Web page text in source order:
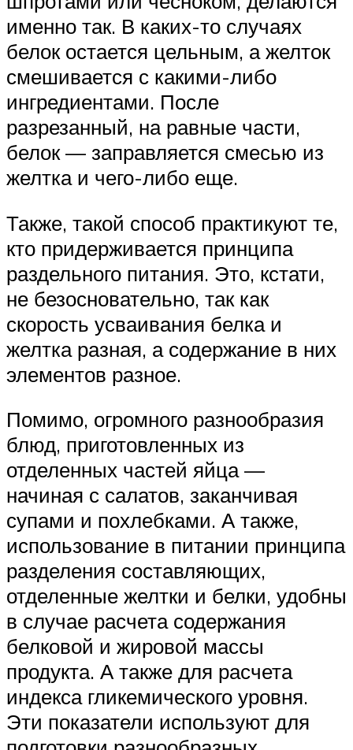
именно так. В каких-то случаях
белок остается цельным, а желток
смешивается с какими-либо
ингредиентами. После
разрезанный, на равные части,
белок — заправляется смесью из
желтка и чего-либо еще.
Также, такой способ практикуют те,
кто придерживается принципа
раздельного питания. Это, кстати,
не безосновательно, так как
скорость усваивания белка и
желтка разная, а содержание в них
элементов разное.
Помимо, огромного разнообразия
блюд, приготовленных из
отделенных частей яйца —
начиная с салатов, заканчивая
супами и похлебками. А также,
использование в питании принципа
разделения составляющих,
отделенные желтки и белки, удобны
в случае расчета содержания
белковой и жировой массы
продукта. А также для расчета
индекса гликемического уровня.
Эти показатели используют для